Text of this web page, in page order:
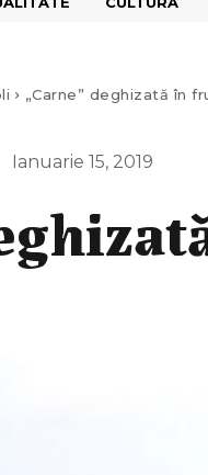
„Carne” deghizată în
Ianuarie 15, 2019